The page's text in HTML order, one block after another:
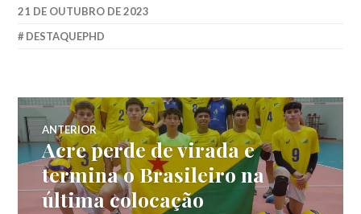
21 DE OUTUBRO DE 2023
DESTAQUEPHD
ANTERIOR
Acre perde de virada e
termina o Brasileiro na
última colocação